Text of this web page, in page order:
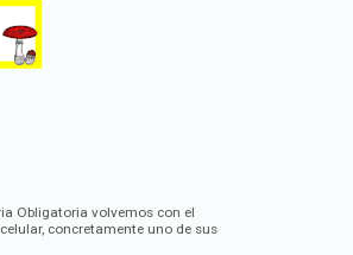
Obligatoria volvemos con el
concretamente uno de sus